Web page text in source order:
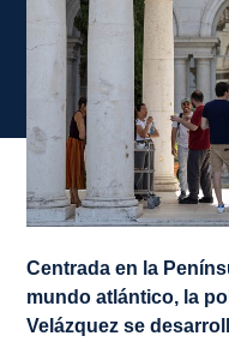
Centrada en la
mundo atlántico, la
Velázquez se